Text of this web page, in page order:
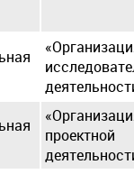
проектной